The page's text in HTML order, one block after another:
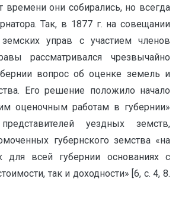
времени они собирались, но всегда
Так, в 1877 г. на совещании
земских управ с участием членов
рассматривался чрезвычайно
вопрос об оценке земель и
Его решение положило начало
оценочным работам в губернии»
уездных земств,
губернского земства «на
всей губернии основаниях с
так и доходности» [6, c. 4, 8.